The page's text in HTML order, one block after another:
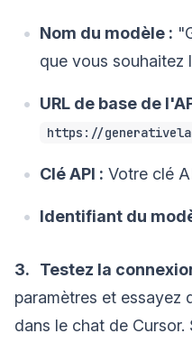
Nom du modèle :
que vous souhaitez
URL de base de
https://
Clé API : Votre clé
Identifiant du
3. Testez la
paramètres et essayez
dans le chat de